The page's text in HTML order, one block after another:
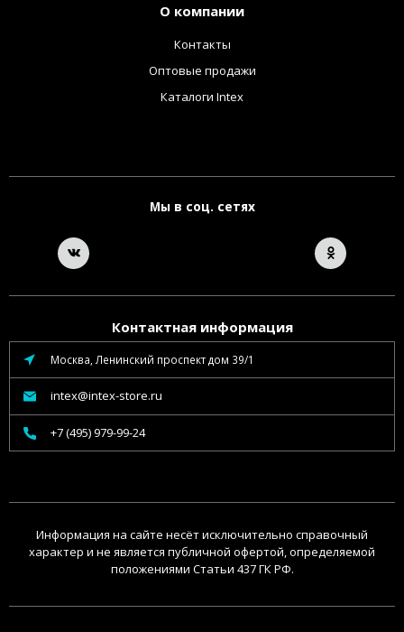
О компании
Контакты
Оптовые продажи
Каталоги Intex
Мы в соц. сетях
Контактная информация
Москва, Ленинский проспект дом 39/1
intex@intex-store.ru
+7 (495) 979-99-24
Информация на сайте несёт исключительно справочный
характер и не является публичной офертой, определяемой
положениями Статьи 437 ГК РФ.